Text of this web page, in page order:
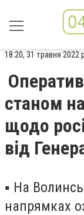
18:20, 31 травня 2022 р.
станом
щодо
від
▪️ На
напрямках